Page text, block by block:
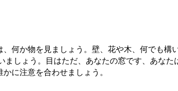
何か物を見ましょう。壁、花や木、何でも構
ましょう。目はただ、あなたの窓です、あなた
に注意を合わせましょう。